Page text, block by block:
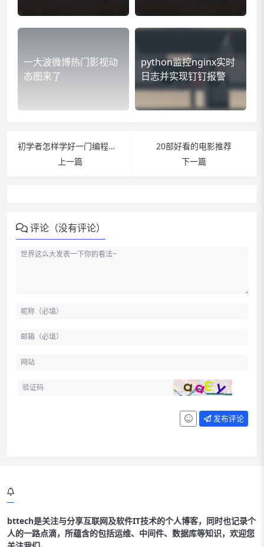
一大波微博热门影视动
态图来了
python监控nginx实时
日志并实现钉钉报警
初学者怎样学好一门编程语言
上一篇
20部好看的电影推荐
下一篇
评论（没有评论）
发布评论
bttech是关注与分享互联网及软件IT技术的个人博客，同时也记录个
人的一路点滴，所蕴含的包括运维、中间件、数据库等知识，欢迎您